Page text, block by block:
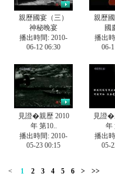
親歷國宴（三）
神秘晚宴
播出時間: 2010-
06-12 06:30
親歷
國
播出
06-
見證�親歷 2010
年 第10..
播出時間: 2010-
05-23 00:15
見證�
年
播出
05-
< 1 2 3 4 5 6 > >>